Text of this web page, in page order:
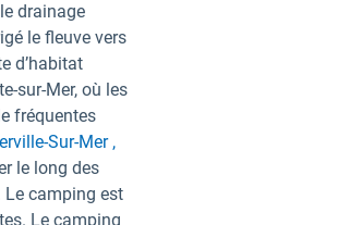
drainage
le fleuve vers
d’habitat
sur-Mer, où les
fréquentes
Sur-Mer ,
le long des
Le camping est
Le camping